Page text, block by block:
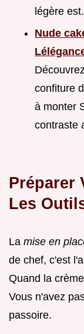
légère
Nude
confiture
à monter
contraste
Préparer
Les
La mise en
de chef, c'est
Quand la
Vous n'avez
passoire.